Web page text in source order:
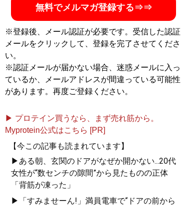
無料でメルマガ登録する⇒⇒
※登録後、メール認証が必要です。受信した認証
メールをクリックして、登録を完了させてくださ
い。
※認証メールが届かない場合、迷惑メールに入っ
ているか、メールアドレスが間違っている可能性
があります。再度ご登録ください。
▶ プロテイン買うなら、まず売れ筋から。
Myprotein公式はこちら [PR]
【今この記事も読まれています】
▶ある朝、玄関のドアがなぜか開かない...20代
女性が“数センチの隙間”から見たものの正体
「背筋が凍った」
▶「すみませーん!」満員電車で“ドアの前から